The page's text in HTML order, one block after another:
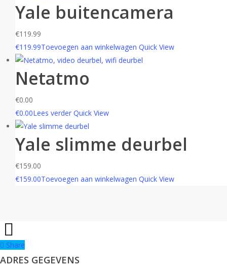
Yale buitencamera
€119.99
€119.99Toevoegen aan winkelwagen Quick View
Netatmo
€0.00
€0.00Lees verder Quick View
Yale slimme deurbel
€159.00
€159.00Toevoegen aan winkelwagen Quick View
Share
Share
ADRES GEGEVENS